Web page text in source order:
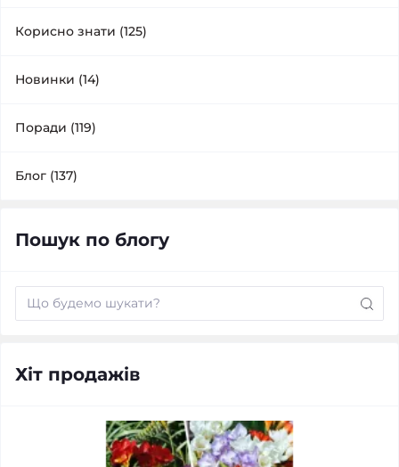
Корисно знати (125)
Новинки (14)
Поради (119)
Блог (137)
Пошук по блогу
Хіт продажів